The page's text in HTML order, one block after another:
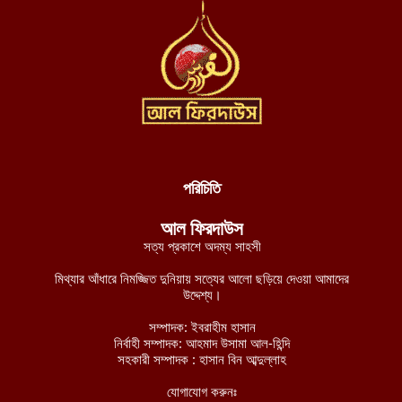
দক্ষিণ লেবাননে আইইডি বিস্ফোরণে দুই দখলদার ইসরায়েলি সেনা নিহত,
ডান হাতে ভাত খেতে খেতে বাম হাতে নিচ্ছে ঘুষ! ঠাকুরগাঁও জেলা রেজিস্ট্রার
আগস্ট ৫, ২০২৬
চীন-পাকিস্তানের নিরাপত্তা বিষয়ক ভিত্তিহীন অভিযোগ প্রত্যাখ্যান করেছে
ইমারাতে ইসলামিয়া
পরিচিতি
আল ফিরদাউস
সত্য প্রকাশে অদম্য সাহসী
মিথ্যার আঁধারে নিমজ্জিত দুনিয়ায় সত্যের আলো ছড়িয়ে দেওয়া আমাদের
উদ্দেশ্য।
সম্পাদক: ইবরাহীম হাসান
নির্বাহী সম্পাদক: আহমাদ উসামা আল-হিন্দি
সহকারী সম্পাদক : হাসান বিন আব্দুল্লাহ
যোগাযোগ করুনঃ